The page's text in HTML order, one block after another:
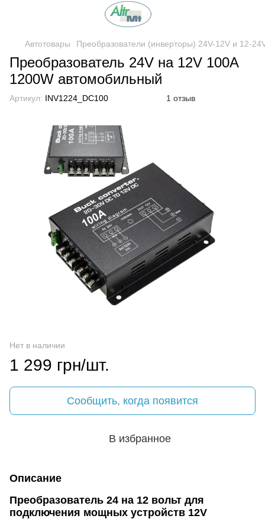
Автотовары Преобразователи (инверторы) 24V-12V и 12-
Преобразователь 24V на 12V 100A
1200W автомобильный
Артикул: INV1224_DC100 1 отзыв
Нет в наличии
1 299 грн/шт.
Сообщить, когда появится
В избранное
Описание
Преобразователь 24 на 12 вольт для
подключения мощных устройств 12V